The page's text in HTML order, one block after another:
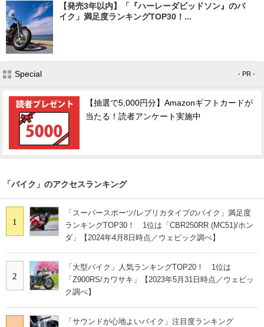
【発売3年以内】「『ハーレーダビッドソン』のバ
イク」満足度ランキングTOP30！...
Special - PR -
【抽選で5,000円分】Amazonギフトカードが
当たる！読者アンケート実施中
「バイク」のアクセスランキング
1
「スーパースポーツ/レプリカタイプのバイク」満足度
ランキングTOP30！ 1位は「CBR250RR (MC51)/ホン
ダ」【2024年4月8日時点／ウェビック調べ】
2
「大型バイク」人気ランキングTOP20！ 1位は
「Z900RS/カワサキ」【2023年5月31日時点／ウェビッ
ク調べ】
「サウンドが心地よいバイク」注目度ランキング